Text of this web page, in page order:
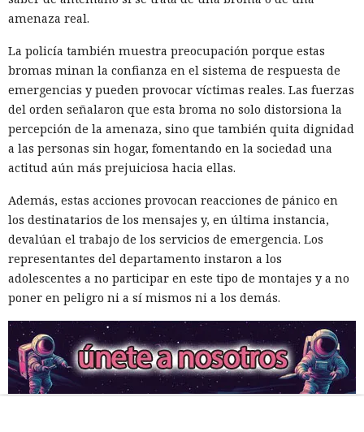
amenaza real.
La policía también muestra preocupación porque estas
bromas minan la confianza en el sistema de respuesta de
emergencias y pueden provocar víctimas reales. Las fuerzas
del orden señalaron que esta broma no solo distorsiona la
percepción de la amenaza, sino que también quita dignidad
a las personas sin hogar, fomentando en la sociedad una
actitud aún más prejuiciosa hacia ellas.
Además, estas acciones provocan reacciones de pánico en
los destinatarios de los mensajes y, en última instancia,
devalúan el trabajo de los servicios de emergencia. Los
representantes del departamento instaron a los
adolescentes a no participar en este tipo de montajes y a no
poner en peligro ni a sí mismos ni a los demás.